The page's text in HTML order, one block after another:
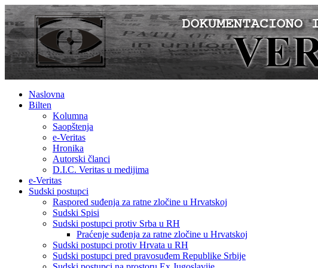
Naslovna
Bilten
Kolumna
Saopštenja
e-Veritas
Hronika
Autorski članci
D.I.C. Veritas u medijima
e-Veritas
Sudski postupci
Raspored suđenja za ratne zločine u Hrvatskoj
Sudski Spisi
Sudski postupci protiv Srba u RH
Praćenje suđenja za ratne zločine u Hrvatskoj
Sudski postupci protiv Hrvata u RH
Sudski postupci pred pravosuđem Republike Srbije